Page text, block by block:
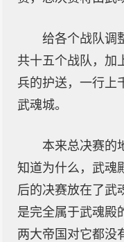
给各个战队调
共十五个战队，加
兵的护送，一行上
武魂城。
本来总决赛的
知道为什么，武魂
后的决赛放在了武
是完全属于武魂殿
两大帝国对它都没